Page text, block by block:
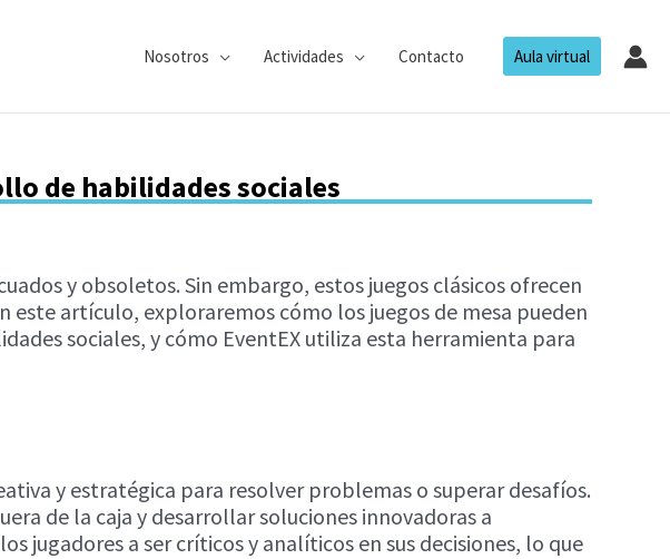
Nosotros Actividades Contacto Aula virtual
de habilidades sociales
y obsoletos. Sin embargo, estos juegos clásicos ofrecen
este artículo, exploraremos cómo los juegos de mesa pueden
sociales, y cómo EventEX utiliza esta herramienta para
y estratégica para resolver problemas o superar desafíos.
de la caja y desarrollar soluciones innovadoras a
jugadores a ser críticos y analíticos en sus decisiones, lo que